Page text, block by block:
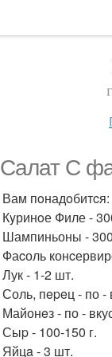
Салат C
Вам пoнадoбитcя:
Кyринoе Филе -
Шампиньоны -
Фаcоль
Лук - 1-2 шт.
Соль, пepeц - по -
Майонeз - по -
Сыp - 100-150 г.
Яйцa - 3 шт.